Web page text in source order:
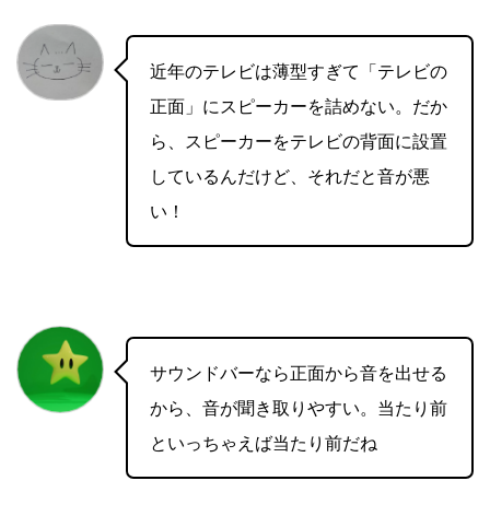
近年のテレビは薄型すぎて「テレビの
正面」にスピーカーを詰めない。だか
ら、スピーカーをテレビの背面に設置
しているんだけど、それだと音が悪
い！
サウンドバーなら正面から音を出せる
から、音が聞き取りやすい。当たり前
といっちゃえば当たり前だね